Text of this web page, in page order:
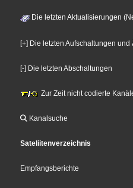
Die letzten Aktualisierungen
[+] Die letzten Aufschaltungen und
[-] Die letzten Abschaltungen
Zur Zeit nicht codierte
Kanalsuche
Sateliitenverzeichnis
Empfangsberichte